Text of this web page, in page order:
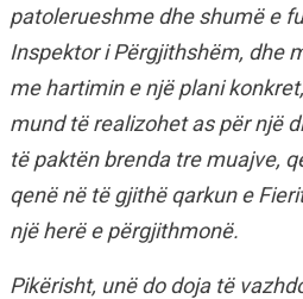
patolerueshme dhe shumë e
Inspektor i Përgjithshëm, dhe
me hartimin e një plani
mund të realizohet as për një
të paktën brenda tre muajve,
qenë në të gjithë qarkun e
një herë e përgjithmonë.
Pikërisht, unë do doja të